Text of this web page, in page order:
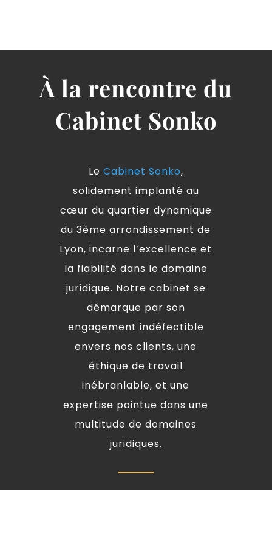
À la rencontre du
Cabinet Sonko
Le Cabinet Sonko,
solidement implanté au
cœur du quartier dynamique
du 3ème arrondissement de
Lyon, incarne l’excellence et
la fiabilité dans le domaine
juridique. Notre cabinet se
démarque par son
engagement indéfectible
envers nos clients, une
éthique de travail
inébranlable, et une
expertise pointue dans une
multitude de domaines
juridiques.